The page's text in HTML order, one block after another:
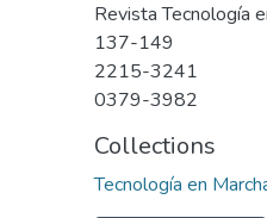
Revista Tecnología
137-149
2215-3241
0379-3982
Collections
Tecnología en